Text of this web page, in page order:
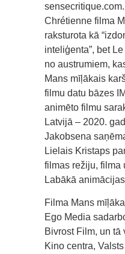
Chrétienne filma
raksturota kā
inteliģenta”, bet
no austrumiem,
Mans mīļākais
filmu datu bāzes
animēto filmu
Latvijā – 2020.
Jakobsena
Lielais Kristaps
filmas režiju, filma
Labākā
Filma Mans
Ego Media
Bivrost Film, un
Kino centra,